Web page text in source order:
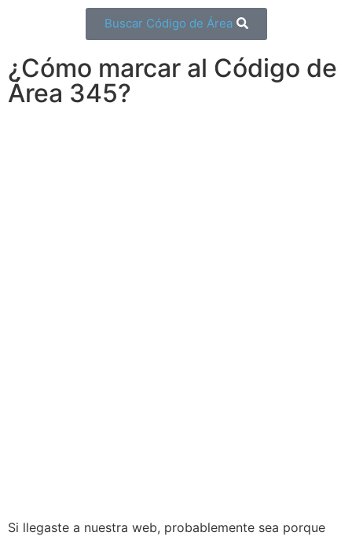
Buscar Código de Área
¿Cómo marcar al Código de
Área 345?
Si llegaste a nuestra web, probablemente sea porque